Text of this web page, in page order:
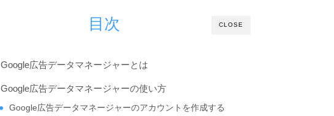
CLOSE
目次
Google広告データマネージャーとは
Google広告データマネージャーの使い方
Google広告データマネージャーのアカウントを作成する